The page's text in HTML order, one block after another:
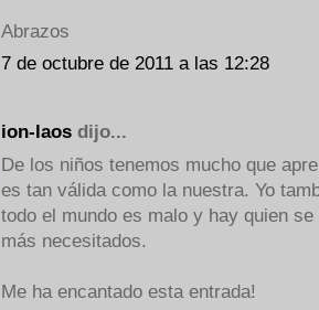
Abrazos
7 de octubre de 2011 a las 12:28
ion-laos dijo...
De los niños tenemos mucho que
es tan válida como la nuestra. Yo
todo el mundo es malo y hay quien
más necesitados.
Me ha encantado esta entrada!